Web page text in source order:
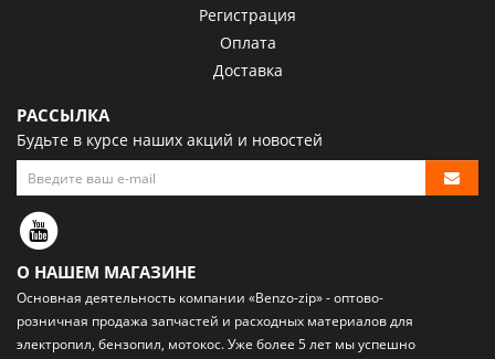
Регистрация
Оплата
Доставка
РАССЫЛКА
Будьте в курсе наших акций и новостей
О НАШЕМ МАГАЗИНЕ
Основная деятельность компании «Benzo-zip» - оптово-
розничная продажа запчастей и расходных материаловдля
электропил, бензопил, мотокос. Уже более 5 лет мы успешно